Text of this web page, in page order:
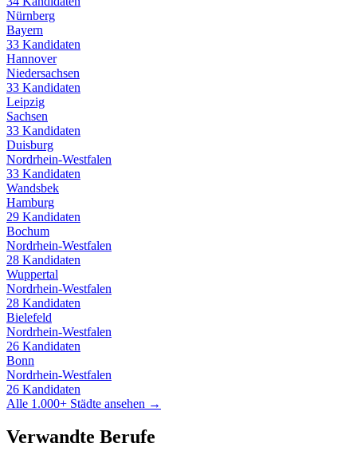
Nürnberg
Bayern
33 Kandidaten
Hannover
Niedersachsen
33 Kandidaten
Leipzig
Sachsen
33 Kandidaten
Duisburg
Nordrhein-Westfalen
33 Kandidaten
Wandsbek
Hamburg
29 Kandidaten
Bochum
Nordrhein-Westfalen
28 Kandidaten
Wuppertal
Nordrhein-Westfalen
28 Kandidaten
Bielefeld
Nordrhein-Westfalen
26 Kandidaten
Bonn
Nordrhein-Westfalen
26 Kandidaten
Alle 1.000+ Städte ansehen →
Verwandte Berufe